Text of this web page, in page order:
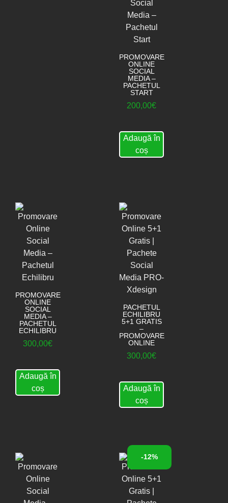
PROMOVARE
ONLINE
SOCIAL
MEDIA –
PACHETUL
START
200,00€
Adaugă în
coș
PROMOVARE
ONLINE
SOCIAL
MEDIA –
PACHETUL
ECHILIBRU
300,00€
Adaugă în
coș
PACHETUL
ECHILIBRU
5+1 GRATIS
–
PROMOVARE
ONLINE
300,00€
Adaugă în
coș
-12%